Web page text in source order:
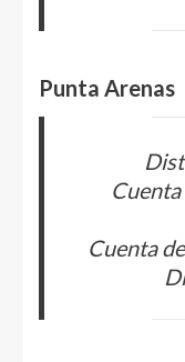
Punta Arenas
Cuenta